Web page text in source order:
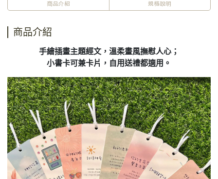
商品介紹 規格說明
商品介紹
手繪插畫主題經文，溫柔畫風撫慰人心；
小書卡可兼卡片，自用送禮都適用。